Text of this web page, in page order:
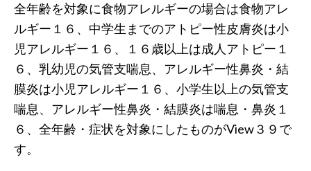
全年齢を対象に食物アレルギーの場合は食物アレ
ルギー１６、中学生までのアトピー性皮膚炎は小
児アレルギー１６、１６歳以上は成人アトピー１
６、乳幼児の気管支喘息、アレルギー性鼻炎・結
膜炎は小児アレルギー１６、小学生以上の気管支
喘息、アレルギー性鼻炎・結膜炎は喘息・鼻炎１
６、全年齢・症状を対象にしたものがView３９で
す。